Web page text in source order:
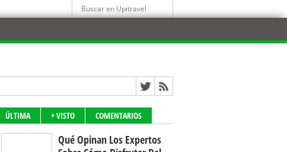
ÚLTIMA + VISTO COMENTARIOS
Qué Opinan Los Expertos